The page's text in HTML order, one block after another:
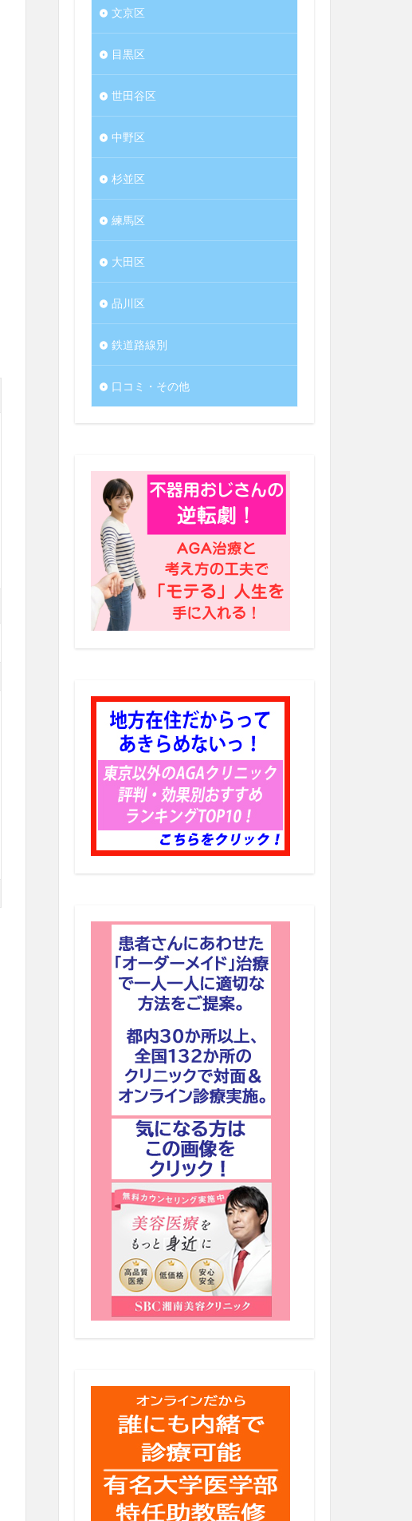
文京区
目黒区
世田谷区
中野区
杉並区
練馬区
大田区
品川区
鉄道路線別
口コミ・その他